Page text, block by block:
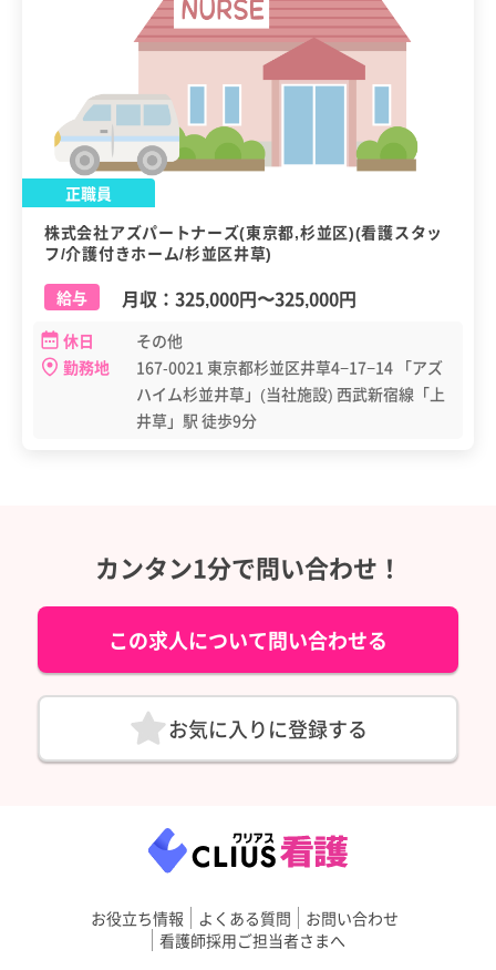
正職員
株式会社アズパートナーズ(東京都,杉並区)(看護スタッ
フ/介護付きホーム/杉並区井草)
給与
月収： 325,000円〜325,000円
休日
その他
勤務地
167-0021 東京都杉並区井草4−17−14 「アズ
ハイム杉並井草」(当社施設) 西武新宿線「上
井草」駅 徒歩9分
カンタン1分で問い合わせ！
この求人について問い合わせる
お気に入りに登録する
お役立ち情報 よくある質問
お問い合わせ
看護師採用ご担当者さまへ